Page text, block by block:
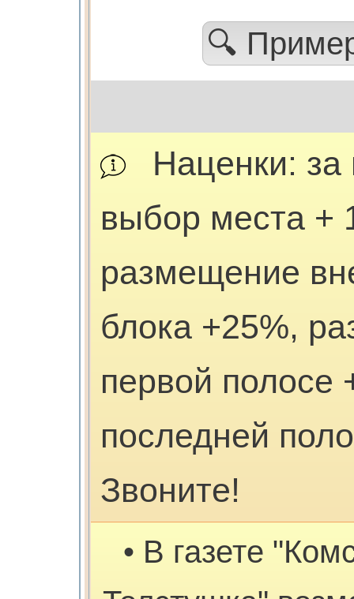
🔍
Наценки: за
выбор места +
размещение
блока +25%,
первой полосе
последней
Звоните!
• В газете